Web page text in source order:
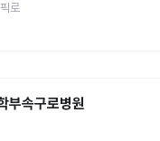
로
부속구로병원